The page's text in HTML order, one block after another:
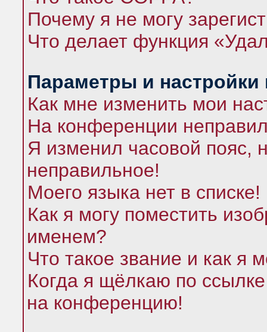
Почему я не могу
Что делает функция
Параметры и настройки
Как мне изменить мои
На конференции
Я изменил часовой пояс,
неправильное!
Моего языка нет в списке!
Как я могу поместить
именем?
Что такое звание и как я
Когда я щёлкаю по
на конференцию!